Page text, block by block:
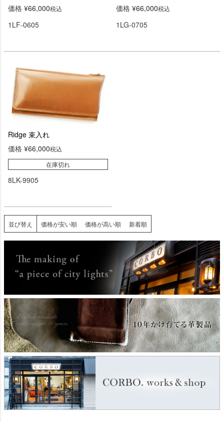
価格 ¥66,000税込
1LF-0605
価格 ¥66,000税込
1LG-0705
Ridge 束入れ
価格 ¥66,000税込
在庫切れ
8LK-9905
並び替え 価格が安い順 価格が高い順 新着順